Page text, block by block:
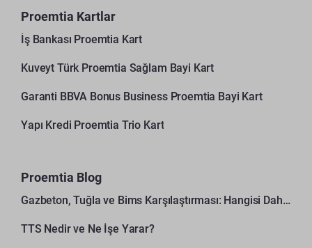
Proemtia Kartlar
İş Bankası Proemtia Kart
Kuveyt Türk Proemtia Sağlam Bayi Kart
Garanti BBVA Bonus Business Proemtia Bayi Kart
Yapı Kredi Proemtia Trio Kart
Proemtia Blog
Gazbeton, Tuğla ve Bims Karşılaştırması: Hangisi Daha Avantajlı?
TTS Nedir ve Ne İşe Yarar?